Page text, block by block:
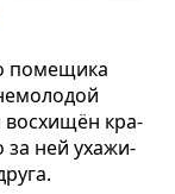
поме­щика
вос­хищён кра­
за ней уха­жи­